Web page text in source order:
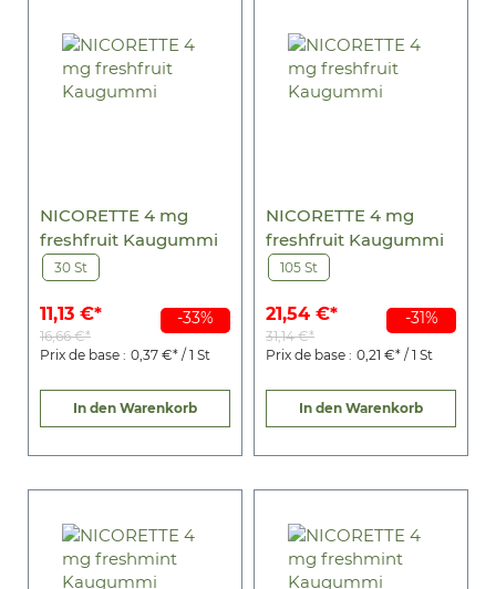
-33%
NICORETTE 4 mg
freshfruit Kaugummi
30 St
11,13 €*
16,66 €*
Prix de base : 0,37 €* / 1 St
In den Warenkorb
-31%
NICORETTE 4 mg
freshfruit Kaugummi
105 St
21,54 €*
31,14 €*
Prix de base : 0,21 €* / 1 St
In den Warenkorb